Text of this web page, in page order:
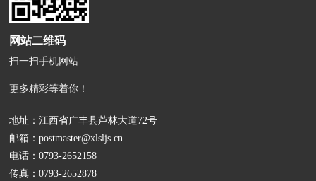
网站二维码
扫一扫手机网站
更多精彩等着你！
地址：江西省广丰县芦林大道72号
邮箱：postmaster@xlsljs.cn
电话：0793-2652158
传真：0793-2652878